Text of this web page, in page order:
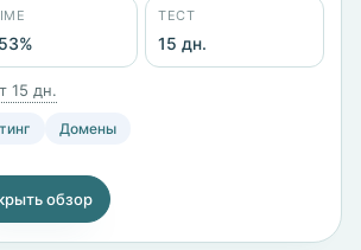
тест 15 дней.ТЕСТ
15 дн.
15 дн.
Домены
обзор